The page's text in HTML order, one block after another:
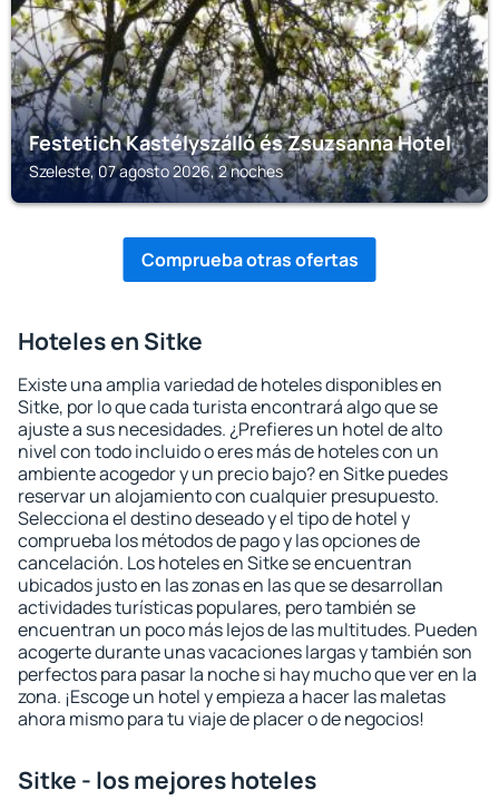
Festetich Kastélyszálló és Zsuzsanna Hotel
Szeleste, 07 agosto 2026, 2 noches
Comprueba otras ofertas
Hoteles en Sitke
Existe una amplia variedad de hoteles disponibles en
Sitke, por lo que cada turista encontrará algo que se
ajuste a sus necesidades. ¿Prefieres un hotel de alto
nivel con todo incluido o eres más de hoteles con un
ambiente acogedor y un precio bajo? en Sitke puedes
reservar un alojamiento con cualquier presupuesto.
Selecciona el destino deseado y el tipo de hotel y
comprueba los métodos de pago y las opciones de
cancelación. Los hoteles en Sitke se encuentran
ubicados justo en las zonas en las que se desarrollan
actividades turísticas populares, pero también se
encuentran un poco más lejos de las multitudes. Pueden
acogerte durante unas vacaciones largas y también son
perfectos para pasar la noche si hay mucho que ver en la
zona. ¡Escoge un hotel y empieza a hacer las maletas
ahora mismo para tu viaje de placer o de negocios!
Sitke - los mejores hoteles